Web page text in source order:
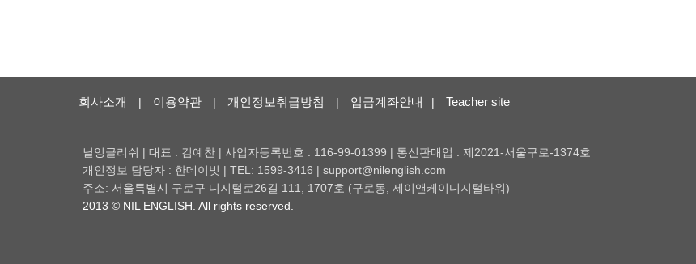
회사소개 | 이용약관 | 개인정보취급방침 | 입금계좌안내 | Teacher site
닐잉글리쉬 | 대표 : 김예찬 | 사업자등록번호 : 116-99-01399 | 통신판매업 : 제2021-서울구로-1374호
개인정보 담당자 : 한데이빗 | TEL: 1599-3416 | support@nilenglish.com
주소: 서울특별시 구로구 디지털로26길 111, 1707호 (구로동, 제이앤케이디지털타워)
2013 © NIL ENGLISH. All rights reserved.